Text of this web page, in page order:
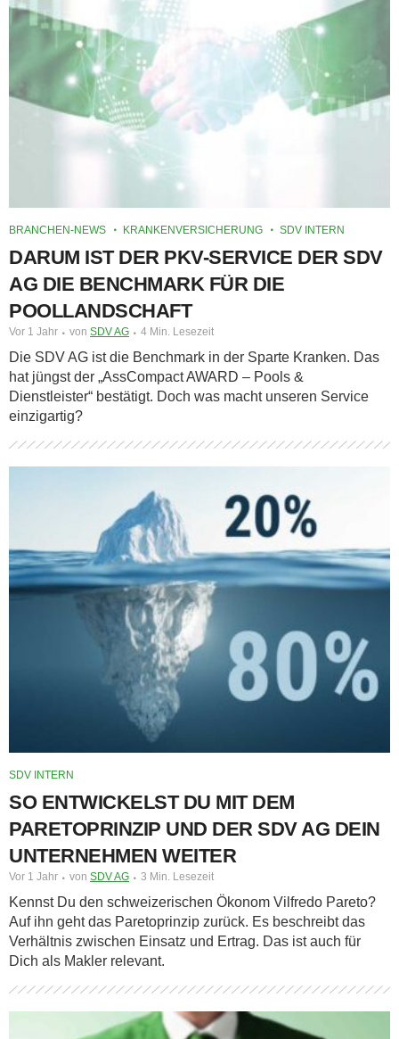
BRANCHEN-NEWS KRANKENVERSICHERUNG SDV INTERN
DARUM IST DER PKV-SERVICE DER SDV
AG DIE BENCHMARK FÜR DIE
POOLLANDSCHAFT
Vor 1 Jahr von SDV AG 4 Min. Lesezeit
Die SDV AG ist die Benchmark in der Sparte Kranken. Das
hat jüngst der „AssCompact AWARD – Pools &
Dienstleister“ bestätigt. Doch was macht unseren Service
einzigartig?
SDV INTERN
SO ENTWICKELST DU MIT DEM
PARETOPRINZIP UND DER SDV AG DEIN
UNTERNEHMEN WEITER
Vor 1 Jahr von SDV AG 3 Min. Lesezeit
Kennst Du den schweizerischen Ökonom Vilfredo Pareto?
Auf ihn geht das Paretoprinzip zurück. Es beschreibt das
Verhältnis zwischen Einsatz und Ertrag. Das ist auch für
Dich als Makler relevant.